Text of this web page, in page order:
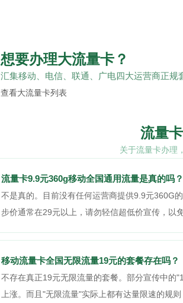
想要办理大流量卡？
汇集移动、电信、联通、广电四大运营商正规
查看大流量卡列表
流量
关于流量卡办理
流量卡9.9元360g移动全国通用流量是真的吗？
不是真的。目前没有任何运营商提供9.9元360G
步价通常在29元以上，请勿轻信超低价宣传，以
移动流量卡全国无限流量19元的套餐存在吗？
不存在真正19元无限流量的套餐。部分宣传中的
上涨。而且"无限流量"实际上都有达量限速的规